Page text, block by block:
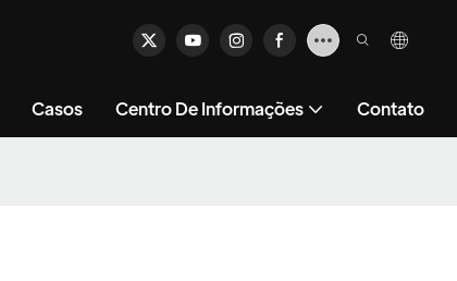
Casos Centro De Informações Contato